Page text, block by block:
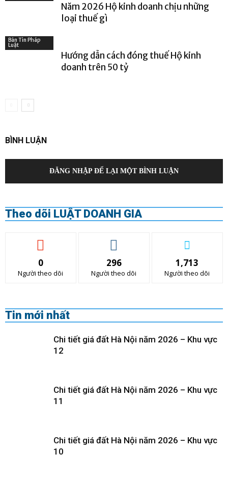
Năm 2026 Hộ kinh doanh chịu những
loại thuế gì
Bản Tin Pháp
Luật
Hướng dẫn cách đóng thuế Hộ kinh
doanh trên 50 tỷ
BÌNH LUẬN
ĐĂNG NHẬP ĐỂ LẠI MỘT BÌNH LUẬN
Theo dõi LUẬT DOANH GIA
0
Người theo dõi
296
Người theo dõi
1,713
Người theo dõi
Tin mới nhất
Chi tiết giá đất Hà Nội năm 2026 – Khu vực
12
Chi tiết giá đất Hà Nội năm 2026 – Khu vực
11
Chi tiết giá đất Hà Nội năm 2026 – Khu vực
10